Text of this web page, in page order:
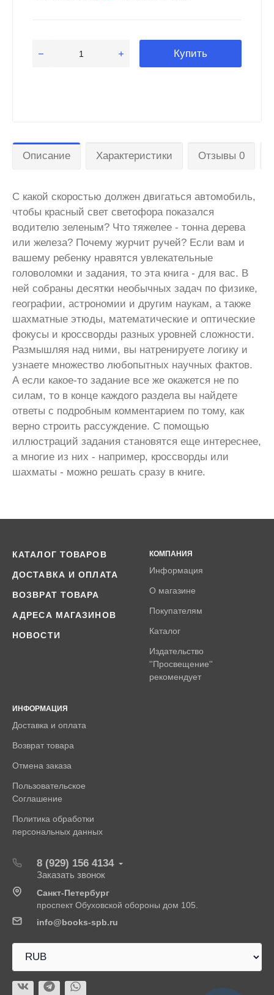
Купить
Описание Характеристики Отзывы 0
С какой скоростью должен двигаться автомобиль,
чтобы красный свет светофора показался
водителю зеленым? Что тяжелее - тонна дерева
или железа? Почему журчит ручей? Если вам и
вашему ребенку нравятся увлекательные
головоломки и задания, то эта книга - для вас. В
ней собраны десятки необычных задач по физике,
географии, астрономии и другим наукам, а также
шахматные этюды, математические и оптические
фокусы и кроссворды разных уровней сложности.
Размышляя над ними, вы натренируете логику и
узнаете множество любопытных научных фактов.
А если какое-то задание все же окажется не по
силам, то в конце каждого раздела вы найдете
ответы с подробным комментарием по тому, как
верно строить рассуждение. С помощью
иллюстраций задания становятся еще интереснее,
а многие из них - например, кроссворды или
шахматы - можно решать сразу в книге.
КАТАЛОГ ТОВАРОВ
ДОСТАВКА И ОПЛАТА
ВОЗВРАТ ТОВАРА
АДРЕСА МАГАЗИНОВ
НОВОСТИ
КОМПАНИЯ
Информация
О магазине
Покупателям
Каталог
Издательство
''Просвещение''
рекомендует
ИНФОРМАЦИЯ
Доставка и оплата
Возврат товара
Отмена заказа
Пользовательское
Соглашение
Политика обработки
персональных данных
8 (929) 156 4134
Заказать звонок
Санкт-Петербург
проспект Обуховской обороны дом 105.
info@books-spb.ru